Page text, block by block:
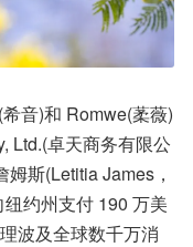
音)和 Romwe(葇薇)
Ltd.(卓天商务有限公
斯(Letitia James，
约州支付 190 万美
波及全球数千万消